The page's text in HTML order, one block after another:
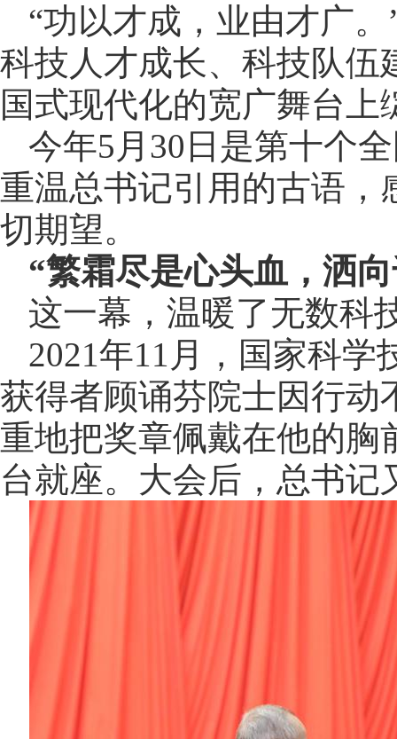
“功以才成，业由才广
科技人才成长、科技队伍
国式现代化的宽广舞台上
今年5月30日是第十个
重温总书记引用的古语，
切期望。
“繁霜尽是心头血，洒
这一幕，温暖了无数
2021年11月，国家科
获得者顾诵芬院士因行动
重地把奖章佩戴在他的胸
台就座。大会后，总书